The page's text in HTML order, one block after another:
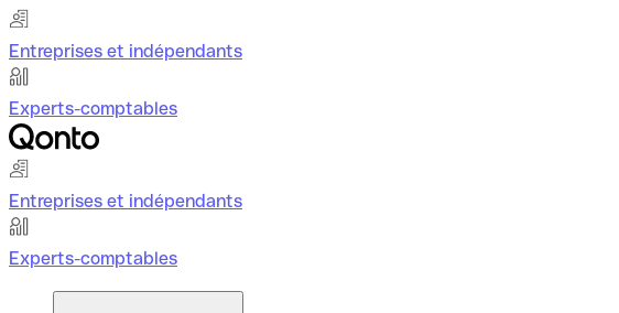
Entreprises et indépendants
Experts-comptables
Entreprises et indépendants
Experts-comptables